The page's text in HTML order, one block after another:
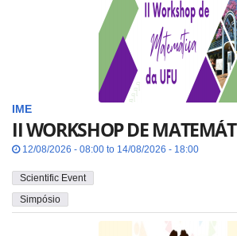
IME
II WORKSHOP DE
12/08/2026 - 08:00 to 14/08/2026 - 18:00
Scientific Event
Simpósio